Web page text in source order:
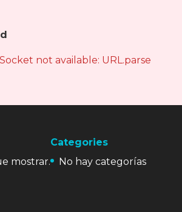
not available: URL.parse is
mostrar.
Categories
No hay categorías